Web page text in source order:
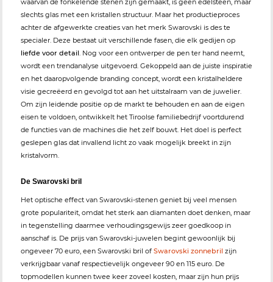
waarvan de fonkelende stenen zijn gemaakt, is geen edelsteen, maar
slechts glas met een kristallen structuur. Maar het productieproces
achter de afgewerkte creaties van het merk Swarovski is des te
specialer. Deze bestaat uit verschillende fasen, die elk gedijen op
liefde voor detail. Nog voor een ontwerper de pen ter hand neemt,
wordt een trendanalyse uitgevoerd. Gekoppeld aan de juiste inspiratie
en het daaropvolgende branding concept, wordt een kristalheldere
visie gecreëerd en gevolgd tot aan het uitstalraam van de juwelier.
Om zijn leidende positie op de markt te behouden en aan de eigen
eisen te voldoen, ontwikkelt het Tiroolse familiebedrijf voortdurend
de functies van de machines die het zelf bouwt. Het doel is perfect
geslepen glas dat invallend licht zo vaak mogelijk breekt in zijn
kristalvorm.
De Swarovski bril
Het optische effect van Swarovski-stenen geniet bij veel mensen
grote populariteit, omdat het sterk aan diamanten doet denken, maar
in tegenstelling daarmee verhoudingsgewijs zeer goedkoop in
aanschaf is. De prijs van Swarovski-juwelen begint gewoonlijk bij
ongeveer 70 euro, een Swarovski bril of Swarovski zonnebril zijn
verkrijgbaar vanaf respectievelijk ongeveer 90 en 115 euro. De
topmodellen kunnen twee keer zoveel kosten, maar zijn hun prijs